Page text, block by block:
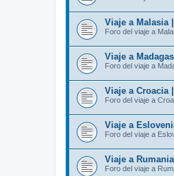
Viaje a Malasia
Foro del viaje a
Viaje a
Foro del viaje a
Viaje a Croacia
Foro del viaje a
Viaje a
Foro del viaje a
Viaje a
Foro del viaje a